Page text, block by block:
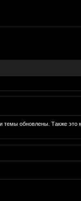
обновлены. Также это